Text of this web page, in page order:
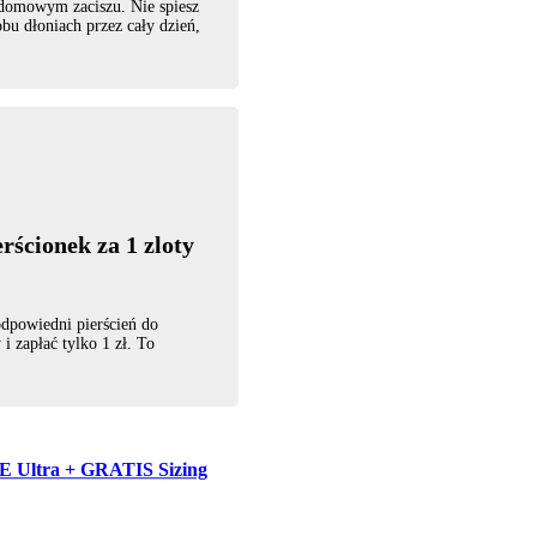
zaciszu. Nie spiesz
dłoniach przez cały dzień,
za 1 zloty
pierścień do
zapłać tylko 1 zł. To
Ultra + GRATIS Sizing